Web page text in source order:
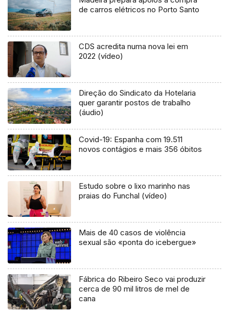
de carros elétricos no Porto Santo
CDS acredita numa nova lei em
2022 (vídeo)
Direção do Sindicato da Hotelaria
quer garantir postos de trabalho
(áudio)
Covid-19: Espanha com 19.511
novos contágios e mais 356 óbitos
Estudo sobre o lixo marinho nas
praias do Funchal (vídeo)
Mais de 40 casos de violência
sexual são «ponta do icebergue»
Fábrica do Ribeiro Seco vai produzir
cerca de 90 mil litros de mel de
cana